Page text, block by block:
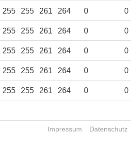
255 255 261 264 0 0
255 255 261 264 0 0
255 255 261 264 0 0
255 255 261 264 0 0
255 255 261 264 0 0
Impressum Datenschutz